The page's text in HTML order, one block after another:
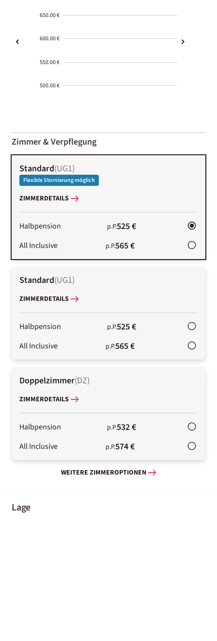
650.00 €
600.00 €
550.00 €
500.00 €
01-02
Zimmer & Verpflegung
Standard(UG1)
Flexible Stornierung möglich
ZIMMERDETAILS
Halbpension p.P.525 €
All Inclusive p.P.565 €
Standard(UG1)
ZIMMERDETAILS
Halbpension p.P.525 €
All Inclusive p.P.565 €
Doppelzimmer(DZ)
ZIMMERDETAILS
Halbpension p.P.532 €
All Inclusive p.P.574 €
WEITERE ZIMMEROPTIONEN
Lage